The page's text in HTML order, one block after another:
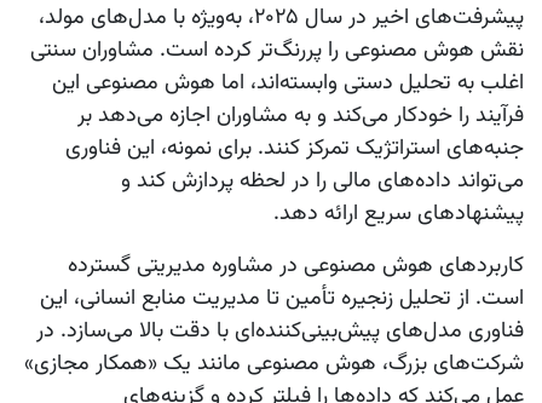
پیشرفت‌های اخیر در سال 2025، به‌ویژه با مدل‌های مولد،
نقش هوش مصنوعی را پررنگ‌تر کرده است. مشاوران سنتی
اغلب به تحلیل دستی وابسته‌اند، اما هوش مصنوعی این
فرآیند را خودکار می‌کند و به مشاوران اجازه می‌دهد بر
جنبه‌های استراتژیک تمرکز کنند. برای نمونه، این فناوری
می‌تواند داده‌های مالی را در لحظه پردازش کند و
پیشنهادهای سریع ارائه دهد.
کاربردهای هوش مصنوعی در مشاوره مدیریتی گسترده
است. از تحلیل زنجیره تأمین تا مدیریت منابع انسانی، این
فناوری مدل‌های پیش‌بینی‌کننده‌ای با دقت بالا می‌سازد. در
شرکت‌های بزرگ، هوش مصنوعی مانند یک «همکار مجازی»